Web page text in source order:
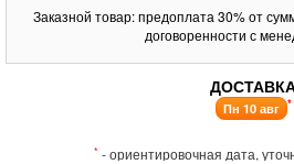
Заказной товар: предоплата 30% от
договоренности с
Пн 10 авг *
* - ориентировочная дата,